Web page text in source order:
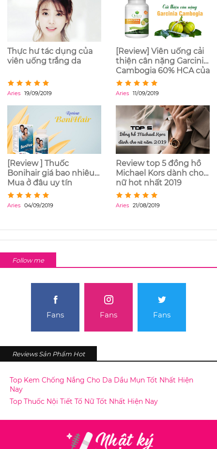
Thực hư tác dụng của
viên uống trắng da
Aries 19/09/2019
[Review] Viên uống cải
thiện cân nặng Garcinia
Cambogia 60% HCA của
Mỹ
Aries 11/09/2019
[Review ] Thuốc
Bonihair giá bao nhiêu?
Mua ở đâu uy tín
Aries 04/09/2019
Review top 5 đồng hồ
Michael Kors dành cho
nữ hot nhất 2019
Aries 21/08/2019
Follow me
Fans Fans Fans
Reviews Sản Phẩm Hot
Top Kem Chống Nắng Cho Da Dầu Mụn Tốt Nhất Hiện
Nay
Top Thuốc Nội Tiết Tố Nữ Tốt Nhất Hiện Nay